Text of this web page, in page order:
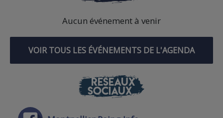
Aucun événement à venir
VOIR TOUS LES ÉVÉNEMENTS DE L'AGENDA
RÉSEAUX
SOCIAUX